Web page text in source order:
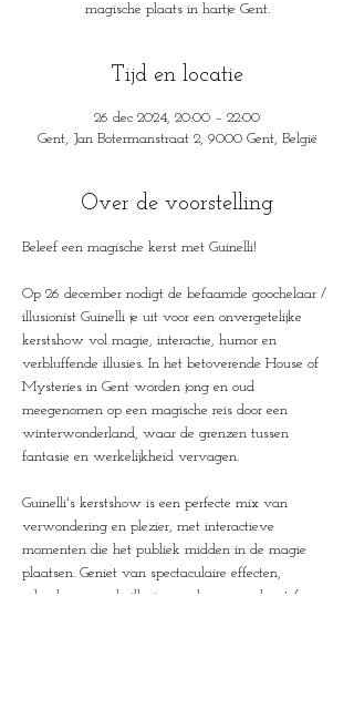
magische plaats in hartje Gent.
Tijd en locatie
26 dec 2024, 20:00 – 22:00
Gent, Jan Botermanstraat 2, 9000 Gent, België
Over de voorstelling
Beleef een magische kerst met Guinelli!
Op 26 december nodigt de befaamde goochelaar /
illusionist Guinelli je uit voor een onvergetelijke
kerstshow vol magie, interactie, humor en
verbluffende illusies. In het betoverende House of
Mysteries in Gent worden jong en oud
meegenomen op een magische reis door een
winterwonderland, waar de grenzen tussen
fantasie en werkelijkheid vervagen.
Guinelli's kerstshow is een perfecte mix van
verwondering en plezier, met interactieve
momenten die het publiek midden in de magie
plaatsen. Geniet van spectaculaire effecten,
adembenemende illusies en de warme kerstsfeer